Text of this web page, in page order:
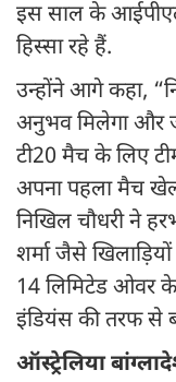
इस साल के
हिस्सा रहे हैं.
उन्होंने आगे कहा,
अनुभव मिलेगा और
टी20 मैच के लिए
अपना पहला मैच
निखिल चौधरी ने
शर्मा जैसे
14 लिमिटेड
इंडियंस की तरफ से
ऑस्ट्रेलिया